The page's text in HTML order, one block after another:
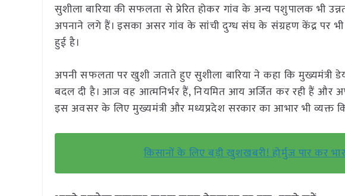
सुशीला बारिया की सफलता से प्रेरित होकर गांव के अन्य पशुपालक भी
अपनाने लगे हैं। इसका असर गांव के सांची दुग्ध संघ के संग्रहण केंद्र पर
हुई है।
अपनी सफलता पर खुशी जताते हुए सुशीला बारिया ने कहा कि मुख्यमंत्री
बदल दी है। आज वह आत्मनिर्भर हैं, नियमित आय अर्जित कर रही हैं और
इस अवसर के लिए मुख्यमंत्री और मध्यप्रदेश सरकार का आभार भी व्यक्त
किसानों के लिए बड़ी खुशखबरी! होर्मुज पार कर